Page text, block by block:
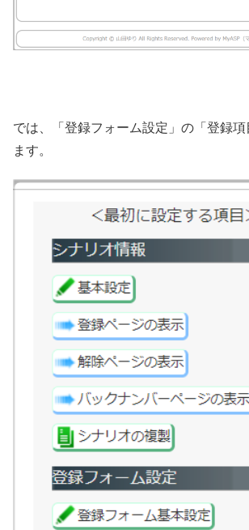
では、「登録フォーム設定」の「登録
ます。